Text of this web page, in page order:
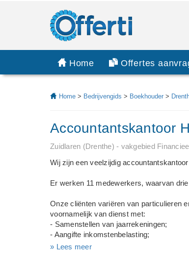
Home Offertes
Home > Bedrijvengids > Boekhouder >
Accountantskantoor
Zuidlaren (Drenthe) - vakgebied
Wij zijn een veelzijdig
Er werken 11 medewerkers, waarvan
Onze cliënten variëren van particulieren
voornamelijk van dienst met:
- Samenstellen van jaarrekeningen;
- Aangifte inkomstenbelasting;
- Aangifte vennootschapsbelasting;
» Lees meer